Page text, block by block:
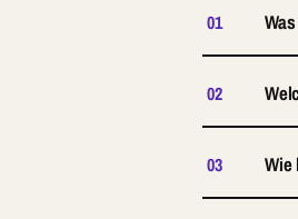
01
02
03